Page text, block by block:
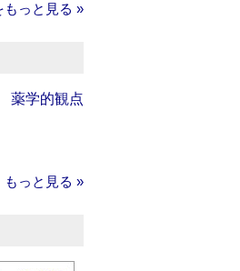
もっと見る »
薬学的観点
もっと見る »